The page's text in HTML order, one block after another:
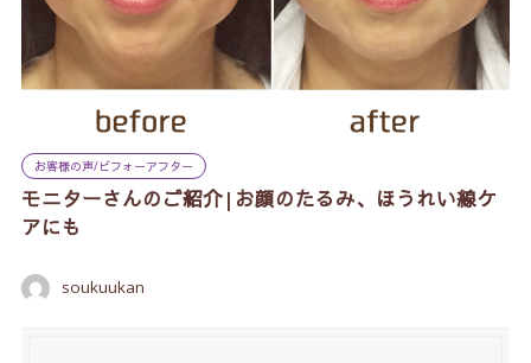
お客様の声/ビフォーアフター
モニターさんのご紹介|お顔のたるみ、ほうれい線ケ
アにも
soukuukan